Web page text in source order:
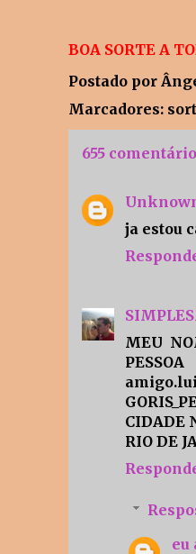
BOA SORTE A
Postado por
Marcadores:
655
ja estou
MEU
PESSOA
CIDADE
RIO DE
eu